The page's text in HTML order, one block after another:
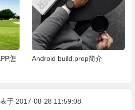
怎
Android build.prop简介
于 2017-08-28 11:59:08